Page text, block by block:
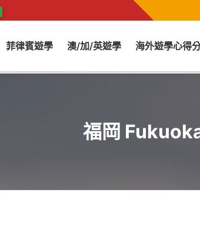
菲律賓遊學 澳/加/英遊學 海外遊學心得
福岡